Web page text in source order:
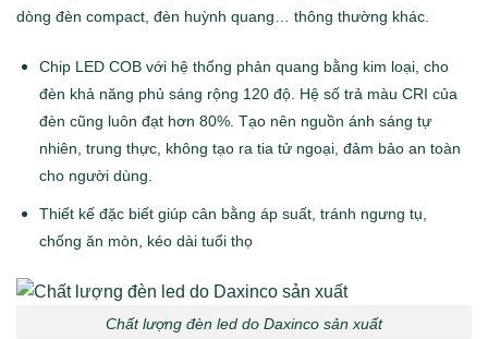
dòng đèn compact, đèn huỳnh quang… thông thường khác.
Chip LED COB với hệ thống phản quang bằng kim loại, cho
đèn khả năng phủ sáng rộng 120 độ. Hệ số trả màu CRI của
đèn cũng luôn đạt hơn 80%. Tạo nên nguồn ánh sáng tự
nhiên, trung thực, không tạo ra tia tử ngoại, đảm bảo an toàn
cho người dùng.
Thiết kế đặc biết giúp cân bằng áp suất, tránh ngưng tụ,
chống ăn mòn, kéo dài tuổi thọ
Chất lượng đèn led do Daxinco sản xuất